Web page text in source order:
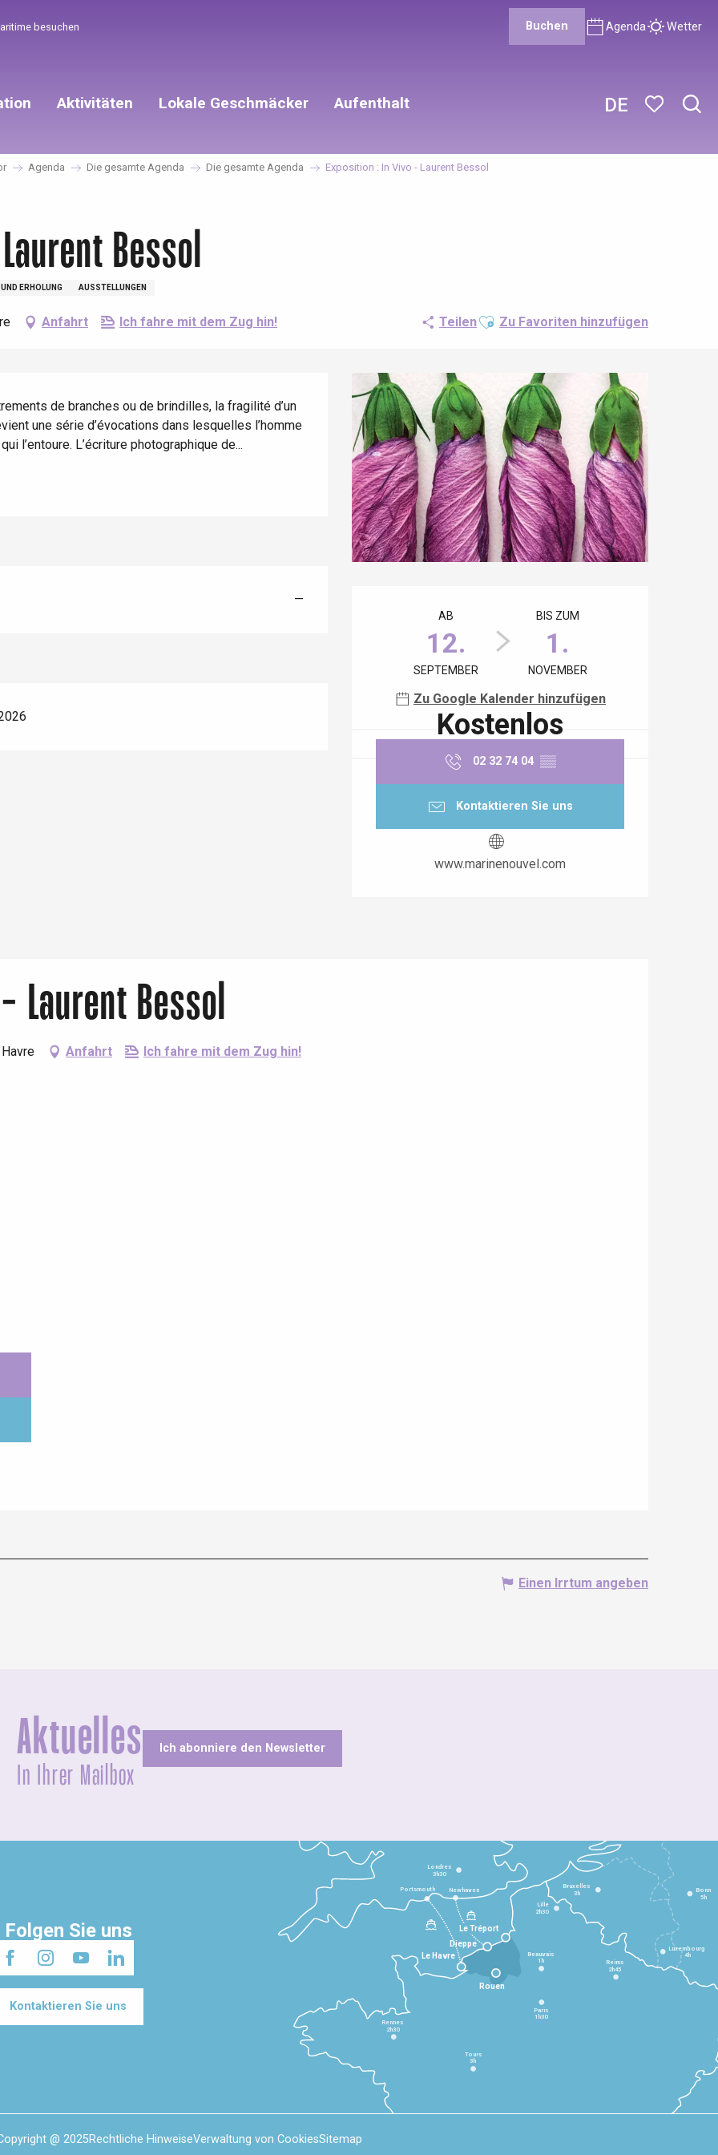
DE
besuchen Buchen Agenda Wetter
Aktivitäten Lokale Geschmäcker Aufenthalt
Agenda Die gesamte Agenda Die gesamte Agenda Exposition : In Vivo - Laurent Bessol
Bessol
ERHOLUNG AUSSTELLUNGEN
Anfahrt Ich fahre mit dem Zug hin! TeilenAjouter aux favoris
Zu Favoriten hinzufügen
Öffnungszeiten & Kontaktdaten
AB
12.
SEPTEMBER
BIS ZUM
1.
NOVEMBER
Zu Google Kalender hinzufügen
Kostenlos
02 32 74 04 ▒▒
Kontaktieren Sie uns
www.marinenouvel.com
de branches ou de brindilles, la fragilité d’un
une série d’évocations dans lesquelles l’homme
l’entoure. L’écriture photographique de...
—
Laurent Bessol
Anfahrt Ich fahre mit dem Zug hin!
Einen Irrtum angeben
Aktuelles
In Ihrer Mailbox
Ich abonniere den Newsletter
Folgen Sie uns
Kontaktieren Sie uns
Le Havre
Dieppe
Le Tréport
Rennes
2h30
Tours
3h
Paris
1h30
Beauvais
1h Reims
2h45
Lille
2h30
Bruxelles
3h
Londres
3h30
Newhaven
Portsmouth Bonn
5h
Luxembourg
4h
Rouen
@ 2025Rechtliche HinweiseVerwaltung von CookiesSitemap